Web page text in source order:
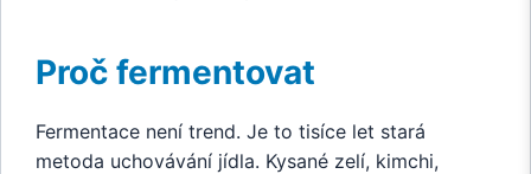
Proč fermentovat
Fermentace není trend. Je to tisíce let stará
metoda uchovávání jídla. Kysané zelí, kimchi,